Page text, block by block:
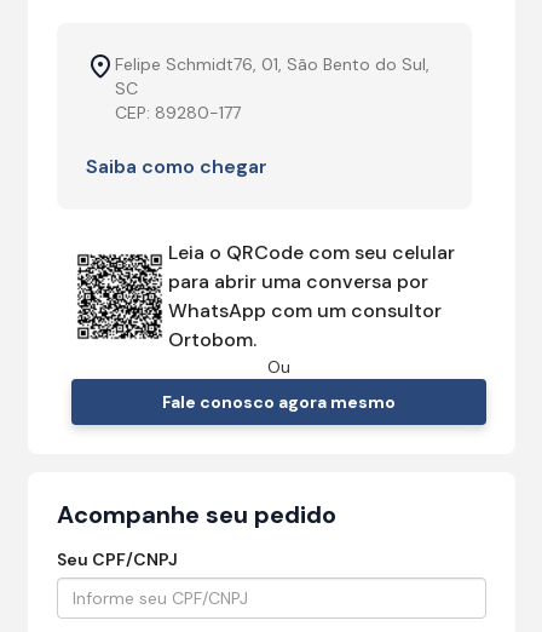
Felipe Schmidt76, 01, São Bento do Sul,
SC
CEP: 89280-177
Saiba como chegar
Leia o QRCode com seu celular
para abrir uma conversa por
WhatsApp com um consultor
Ortobom.
Ou
Fale conosco agora mesmo
Acompanhe seu pedido
Seu CPF/CNPJ